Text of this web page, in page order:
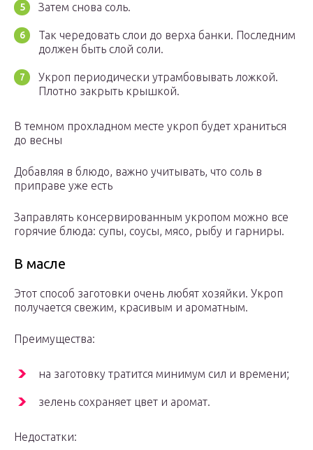
Затем снова соль.
Так чередовать слои до верха банки. Последним
должен быть слой соли.
Укроп периодически утрамбовывать ложкой.
Плотно закрыть крышкой.
В темном прохладном месте укроп будет храниться
до весны
Добавляя в блюдо, важно учитывать, что соль в
приправе уже есть
Заправлять консервированным укропом можно все
горячие блюда: супы, соусы, мясо, рыбу и гарниры.
В масле
Этот способ заготовки очень любят хозяйки. Укроп
получается свежим, красивым и ароматным.
Преимущества:
на заготовку тратится минимум сил и времени;
зелень сохраняет цвет и аромат.
Недостатки: